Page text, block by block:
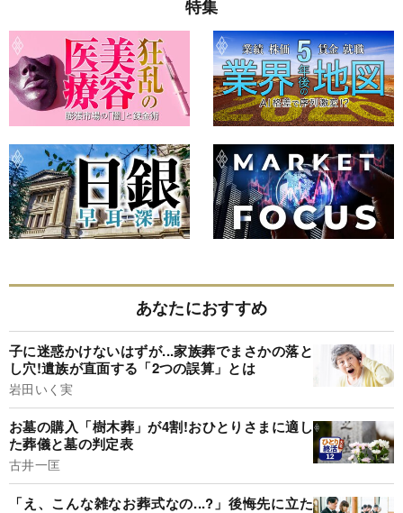
特集
あなたにおすすめ
子に迷惑かけないはずが...家族葬でまさかの落と
し穴!遺族が直面する「2つの誤算」とは
岩田いく実
お墓の購入「樹木葬」が4割!おひとりさまに適し
た葬儀と墓の判定表
古井一匡
「え、こんな雑なお葬式なの...?」後悔先に立た